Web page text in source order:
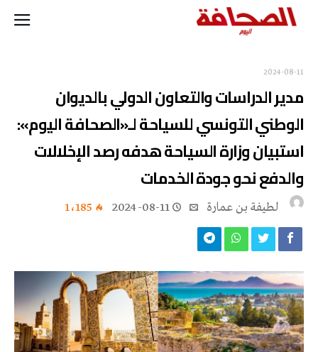
2024-08-11
مدير الدراسات والتعاون الدولي بالديوان
الوطني التونسي للسياحة لـ«الصحافة اليوم»:
استبيان وزارة السياحة هدفه رصد الإخلالات
والدفع نحو جودة الخدمات
لطيفة بن عمارة 2024-08-11 1٬185